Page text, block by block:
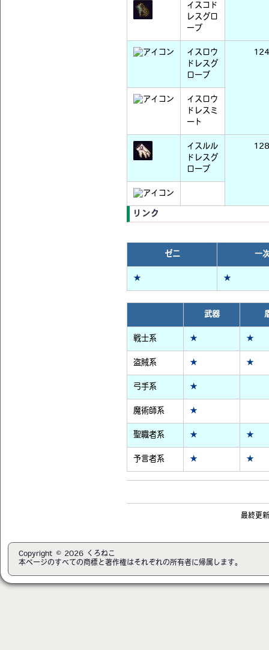
イスコド
レスグロ
ーブ
イスロウ
ドレスグ
ローブ
124
イスロウ
ドレスミ
ート
イスルル
ドレスグ
ローブ
128
リンク
ゼニ 一
★ ★
武器
戦士系 ★ ★
盗賊系 ★ ★
弓手系 ★
魔術師系 ★
聖職者系 ★ ★
予言者系 ★ ★
最終更
Copyright © 2026 くろねこ
本ページのすべての商標と著作権はそれぞれの所有者に帰属します。